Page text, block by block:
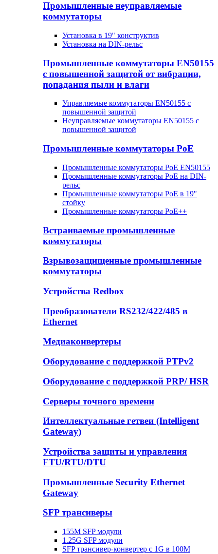
Промышленные неуправляемые
коммутаторы
Установка в 19" конструктив
Установка на DIN-рельс
Промышленные коммутаторы EN50155
с повышенной защитой от вибрации,
попадания пыли и влаги
Управляемые коммутаторы EN50155 с
повышенной защитой
Неуправляемые коммутаторы EN50155 с
повышенной защитой
Промышленные коммутаторы PoE
Промышленные коммутаторы PoE EN50155
Промышленные коммутаторы PoE на DIN-
рельс
Промышленные коммутаторы PoE в 19"
стойку
Промышленные коммутаторы PoE++
Встраиваемые промышленные
коммутаторы
Взрывозащищенные промышленные
коммутаторы
Устройства Redbox
Преобразователи RS232/422/485 в
Ethernet
Медиаконвертеры
Оборудование с поддержкой PTPv2
Оборудование с поддержкой PRP/ HSR
Серверы точного времени
Интеллектуальные гетвеи (Intelligent
Gateway)
Устройства защиты и управления
FTU/RTU/DTU
Промышленные Security Ethernet
Gateway
SFP трансиверы
155M SFP модули
1.25G SFP модули
SFP трансивер-конвертер с 1G в 100М